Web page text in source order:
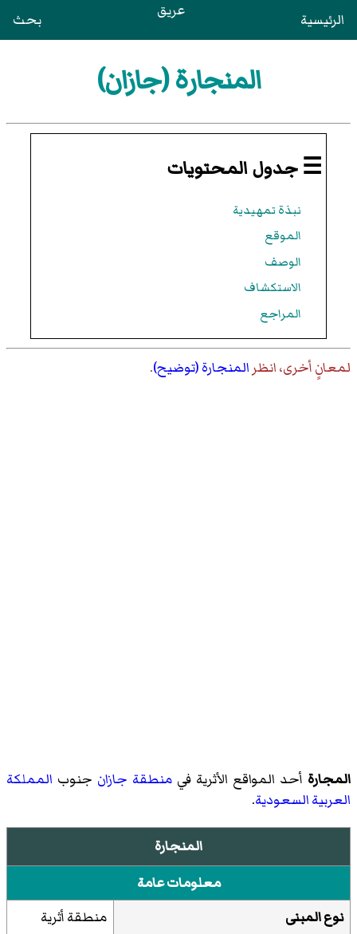
الرئيسية عريق بحث
المنجارة (جازان)
☰ جدول المحتويات
نبذة تمهيدية
الموقع
الوصف
الاستكشاف
المراجع
لمعانٍ أخرى، انظرالمنجارة (توضيح).
المجارة أحد المواقع الأثرية في منطقة جازان جنوب المملكة
العربية السعودية.
المنجارة
معلومات عامة
نوع المبنى
منطقة أثرية